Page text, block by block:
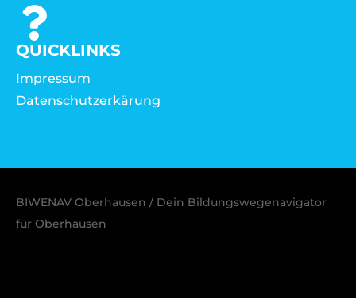
QUICKLINKS
Impressum
Datenschutzerkärung
BIWENAV Oberhausen / Dein Bildungswegenavigator
für Oberhausen